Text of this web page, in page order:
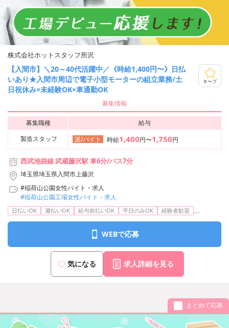
株式会社ホットスタッフ所沢
【入間市】＼20～40代活躍中／《時給1,400円〜》日払
いあり★入間市周辺で電子小型モーターの組立業務/土
日祝休み×未経験OK×車通勤OK
キープ
募集情報
募集職種
給与
製造スタッフ
派/バイト 時給1,400円〜1,750円
西武池袋線 武蔵藤沢駅 車6分/バス7分
埼玉県埼玉県入間市上藤沢
#稲荷山公園女性バイト・求人
#稲荷山公園工場女性バイト・求人
日払いOK 週払いOK 給与前払いOK 平日のみOK 経験者歓迎 ...
WEBで応募
気になる 求人詳細を見る
まとめて応募